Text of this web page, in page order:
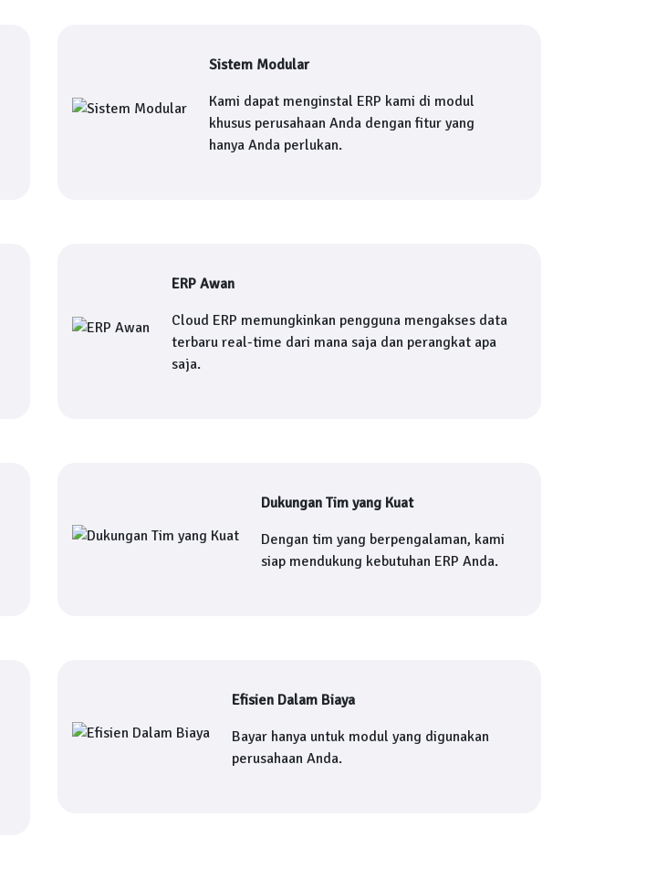
Sistem Modular
Kami dapat menginstal ERP kami di modul
khusus perusahaan Anda dengan fitur yang
hanya Anda perlukan.
ERP Awan
Cloud ERP memungkinkan pengguna mengakses data
terbaru real-time dari mana saja dan perangkat apa
saja.
Dukungan Tim yang Kuat
Dengan tim yang berpengalaman, kami
siap mendukung kebutuhan ERP Anda.
Efisien Dalam Biaya
Bayar hanya untuk modul yang digunakan
perusahaan Anda.